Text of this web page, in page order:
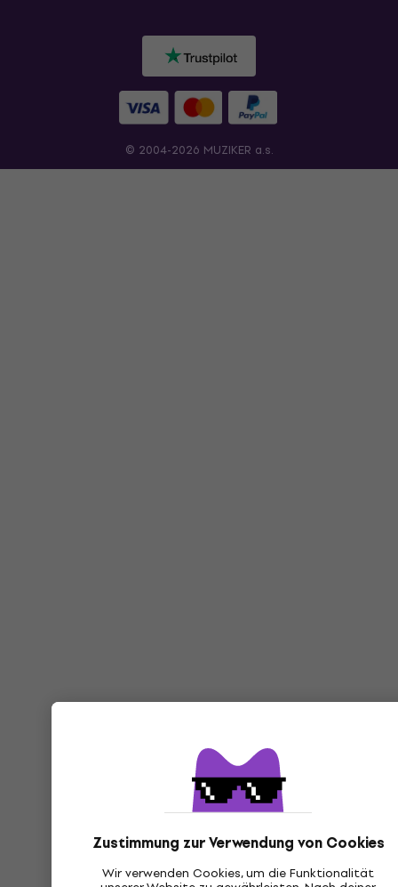
Zustimmung zur Verwendung von Cookies
Wir verwenden Cookies, um die Funktionalität
© 2004-2026 MUZIKER a.s.